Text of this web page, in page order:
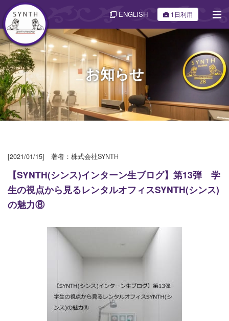
ENGLISH 1日利用
お知らせ
[2021/01/15] 著者：株式会社SYNTH
【SYNTH(シンス)インターン生ブログ】第13弾 学
生の視点から見るレンタルオフィスSYNTH(シンス)
の魅力⑧